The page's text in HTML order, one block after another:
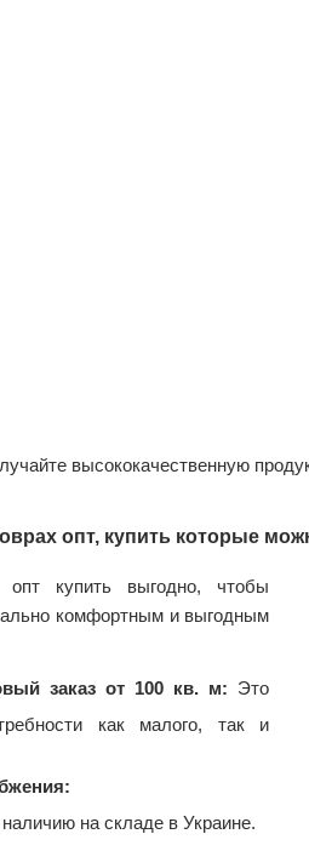
высококачественную
опт, купить которые
купить выгодно, чтобы
комфортным и выгодным
заказ от 100 кв. м: Это
как малого, так и
на складе в Украине.